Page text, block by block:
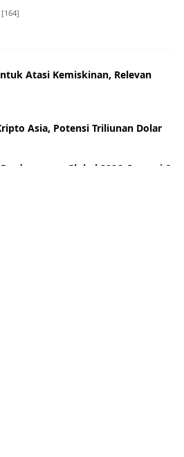
[164]
Atasi Kemiskinan, Relevan
Asia, Potensi Triliunan Dolar
Global 2026: Inovasi &